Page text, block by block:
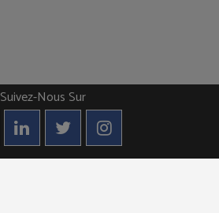
Suivez-Nous Sur